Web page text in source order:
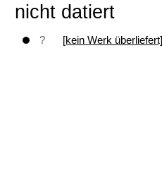
nicht datiert
? [kein Werk überliefert]